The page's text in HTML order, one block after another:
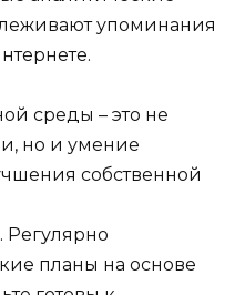
упоминания
среды – это не
но и умение
собственной
Регулярно
планы на основе